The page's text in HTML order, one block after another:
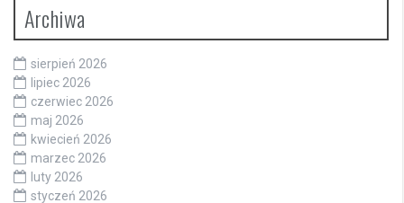
Archiwa
sierpień 2026
lipiec 2026
czerwiec 2026
maj 2026
kwiecień 2026
marzec 2026
luty 2026
styczeń 2026